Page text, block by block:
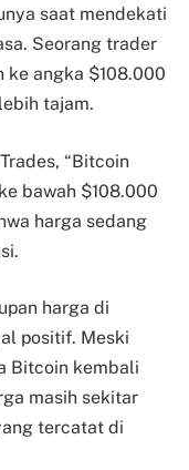
saat mendekati
Seorang trader
ke angka $108.000
tajam.
“Bitcoin
bawah $108.000
harga sedang
harga di
positif. Meski
Bitcoin kembali
masih sekitar
tercatat di